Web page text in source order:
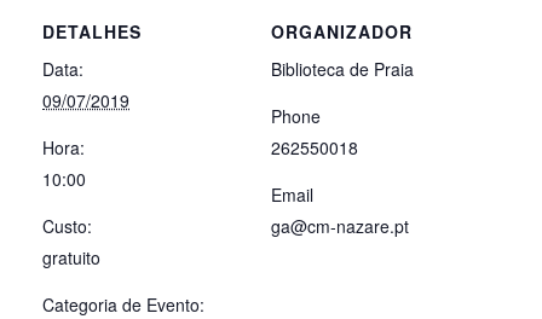
DETALHES
Data:
09/07/2019
Hora:
10:00
Custo:
gratuito
Categoria de Evento:
ORGANIZADOR
Biblioteca de Praia
Phone
262550018
Email
ga@cm-nazare.pt